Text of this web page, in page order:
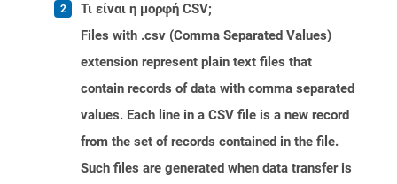
Τι είναι η μορφή CSV;
Files with .csv (Comma Separated Values)
extension represent plain text files that
contain records of data with comma separated
values. Each line in a CSV file is a new record
from the set of records contained in the file.
Such files are generated when data transfer is